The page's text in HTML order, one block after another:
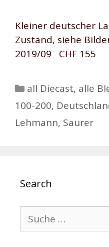
Kleiner deutscher
Zustand, siehe
2019/09 CHF 155
Kategorien
all Diecast, alle
100-200,
Lehmann, Saurer
Search
nach: